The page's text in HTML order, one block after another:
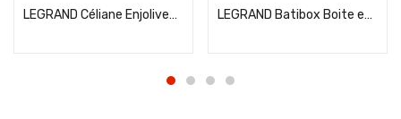
LEGRAND Céliane Enjoliveur prise de courant 2P+T titane – 068412 LEGRAND Batibox Boite encastrement double pour cloison sèche P40 E71- 080042